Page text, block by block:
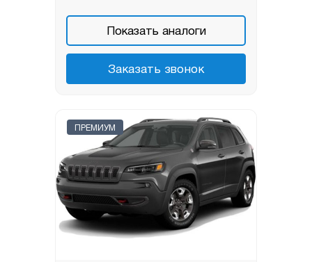
Показать аналоги
Заказать звонок
ПРЕМИУМ